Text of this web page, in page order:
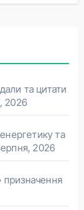
та цитати
2026
та
2026
призначення